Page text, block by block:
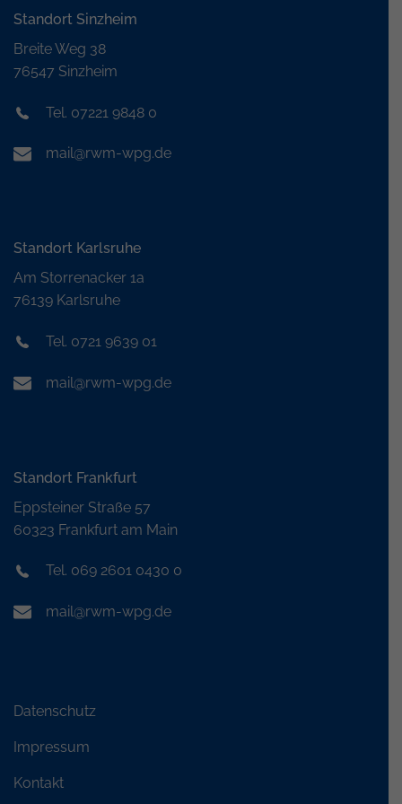
Standort Sinzheim
Breite Weg 38
76547 Sinzheim
Tel. 07221 9848 0
mail@rwm-wpg.de
Standort Karlsruhe
Am Storrenacker 1a
76139 Karlsruhe
Tel. 0721 9639 01
mail@rwm-wpg.de
Standort Frankfurt
Eppsteiner Straße 57
60323 Frankfurt am Main
Tel. 069 2601 0430 0
mail@rwm-wpg.de
Datenschutz
Impressum
Kontakt